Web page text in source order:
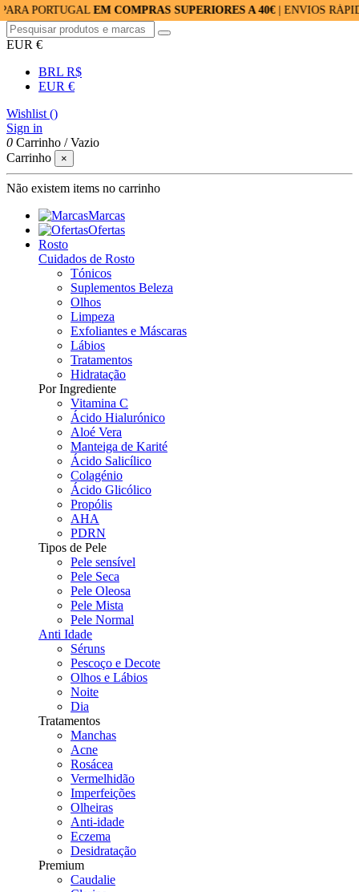
EM COMPRAS SUPERIORES A 40€| ENVIOS RÁPIDOS:
EUR €
BRL R$
EUR €
Wishlist ()
Sign in
0 Carrinho /Vazio
Carrinho
×
Não existem items no carrinho
Marcas
Ofertas
Rosto
Cuidados de Rosto
Tónicos
Suplementos Beleza
Olhos
Limpeza
Exfoliantes e Máscaras
Lábios
Tratamentos
Hidratação
Por Ingrediente
Vitamina C
Ácido Hialurónico
Aloé Vera
Manteiga de Karité
Ácido Salicílico
Colagénio
Ácido Glicólico
Propólis
AHA
PDRN
Tipos de Pele
Pele sensível
Pele Seca
Pele Oleosa
Pele Mista
Pele Normal
Anti Idade
Séruns
Pescoço e Decote
Olhos e Lábios
Noite
Dia
Tratamentos
Manchas
Acne
Rosácea
Vermelhidão
Imperfeições
Olheiras
Anti-idade
Eczema
Desidratação
Premium
Caudalie